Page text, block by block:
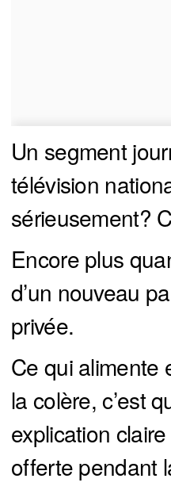
Un segment
télévision
sérieusement?
Encore plus
d’un nouveau
privée.
Ce qui alimente
la colère, c’est
explication
offerte pendant